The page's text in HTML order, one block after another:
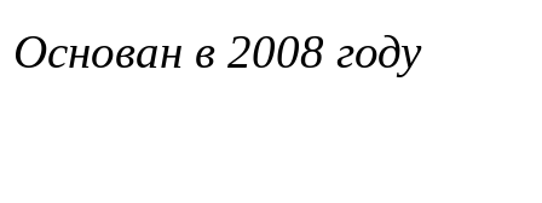
Основан в 2008 году